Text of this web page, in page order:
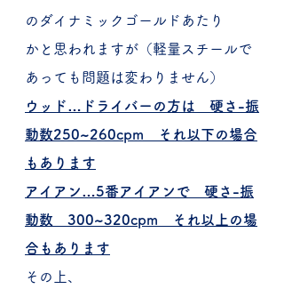
のダイナミックゴールドあたり
かと思われますが（軽量スチールで
あっても問題は変わりません）
ウッド…ドライバーの方は　硬さ-振
動数250~260cpm　それ以下の場合
もあります
アイアン…5番アイアンで　硬さ-振
動数　300~320cpm　それ以上の場
合もあります
その上、